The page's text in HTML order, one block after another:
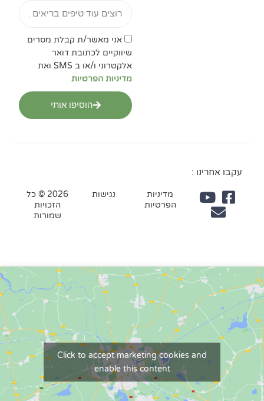
אישור
מדיניות
הפרטיות
אני מאשר/ת קבלת מסרים
שיווקיים לכתובת דואר
אלקטרוני ו/או ב SMS ואת
מדיניות הפרטיות
הוסיפו אותי
עקבו אחרינו :
מדיניות
הפרטיות
נגישות
2026 © כל
הזכויות
שמורות
Click to accept marketing cookies and
enable this content